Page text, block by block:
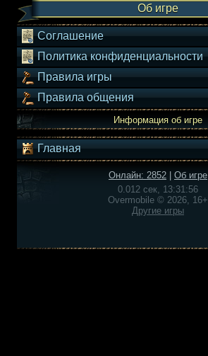
Об игре
Соглашение
Политика конфиденциальности
Правила игры
Правила общения
Информация об игре
Главная
Онлайн: 2852
Об игре
0.012 сек, 13:31:56
Overmobile © 2026, 16+
Другие игры